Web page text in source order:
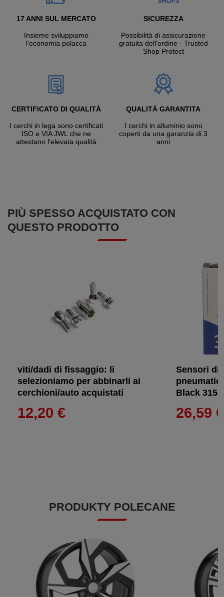
17 ANNI SUL MERCATO
Insieme sviluppiamo
l'economia polacca
SICUREZZA
Possibilità di assicurazione
gratuita dell'ordine - Trusted
Shop Protect
CERTIFICATO DI QUALITÀ
I cerchi in lega sono certificati
ISO e VIA JWL che ne
attestano l'elevata qualità
QUALITÀ GARANTITA
I cerchi in alluminio sono
coperti da una garanzia di 3
anni
PIÙ SPESSO ACQUISTATO CON
QUESTO PRODOTTO
viti/dadi di fissaggio: li
selezioniamo per abbinarli ai
cerchioni/auto acquistati
12,20 €
Sensori di
Black
26,59 €
PRODUKTY POLECANE